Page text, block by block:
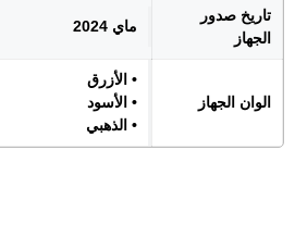
تاريخ صدور
الجهاز
ماي 2024
الوان الجهاز
• الأزرق
• الأسود
• الذهبي